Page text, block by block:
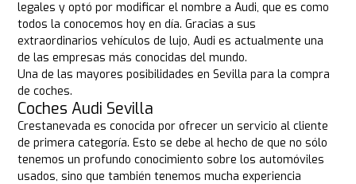
legales y optó por modificar el nombre a Audi, que es como
todos la conocemos hoy en día. Gracias a sus
extraordinarios vehículos de lujo, Audi es actualmente una
de las empresas más conocidas del mundo.
Una de las mayores posibilidades en Sevilla para la compra
de coches.
Coches Audi Sevilla
Crestanevada es conocida por ofrecer un servicio al cliente
de primera categoría. Esto se debe al hecho de que no sólo
tenemos un profundo conocimiento sobre los automóviles
usados, sino que también tenemos mucha experiencia